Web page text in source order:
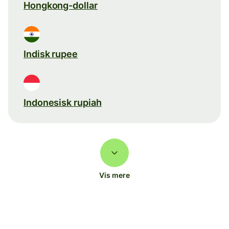
Hongkong-dollar
Indisk rupee
Indonesisk rupiah
Vis mere